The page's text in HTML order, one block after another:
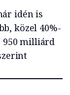
idén is
közel 40%-
950 milliárd